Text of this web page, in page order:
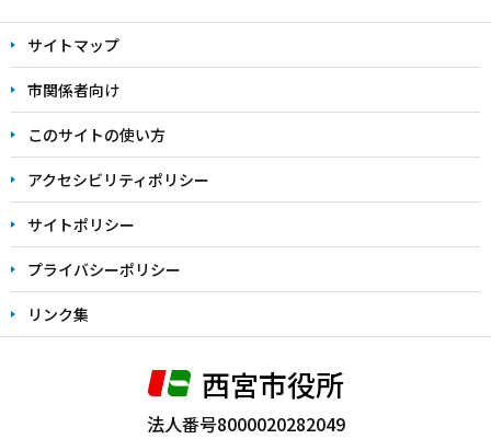
文
こ
こ
ま
で
サイトマップ
市関係者向け
このサイトの使い方
アクセシビリティポリシー
サイトポリシー
プライバシーポリシー
リンク集
西宮市役所
法人番号8000020282049